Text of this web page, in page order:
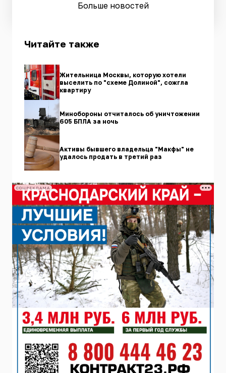
Больше новостей
Читайте также
Жительница Москвы, которую хотели
выселить по "схеме Долиной", сожгла
квартиру
Минобороны отчиталось об уничтожении
605 БПЛА за ночь
Активы бывшего владельца "Макфы" не
удалось продать в третий раз
СОЦРЕКЛАМА